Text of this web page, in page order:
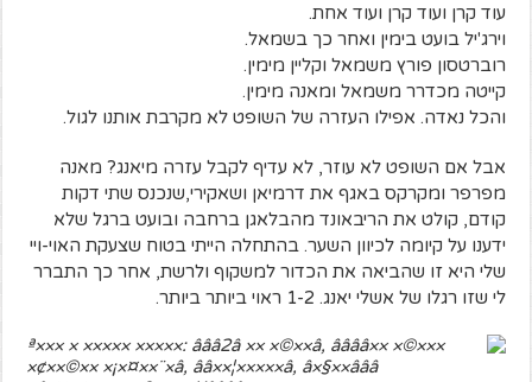
עוד קרן ועוד קרן ועוד אחת.
וירג'יל בועט בימין ואחר כך בשמאל.
רוברטסון פורץ משמאל וקליין מימין.
קייטה מכדרר משמאל ומאנה מימין.
והכל נאדה. אפילו העזרה של השופט לא מקרבת אותנו לגול.
אבל אם השופט לא עוזר, לא עדיף לקבל עזרה מיאנג? מאנה
מפרפר ומקרקס באגף את דרמיאן ושאקירי,שנכנס שתי דקות
קודם, קולט את הריבאונד מהבלאגן ברחבה ובועט ברגל שלא
ידענו על קיומה לכיוון השער. בהתחלה הייתי בטוח שצעקת האוי-ויי
שלי היא זו שהביאה את הכדור למשקוף ולרשת, אחר כך התברר
לי שזו רגלו של אשלי יאנג. 1-2 ראוי ביותר ביותר.